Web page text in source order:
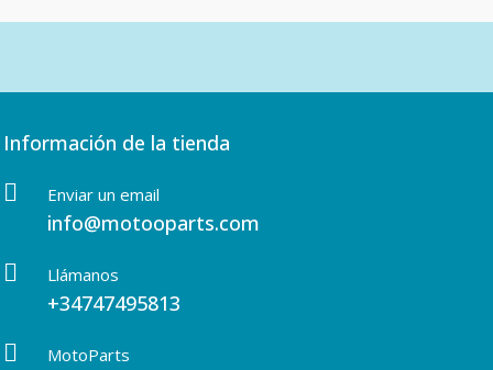
Información de la tienda
Enviar un email
info@motooparts.com
Llámanos
+34747495813
MotoParts